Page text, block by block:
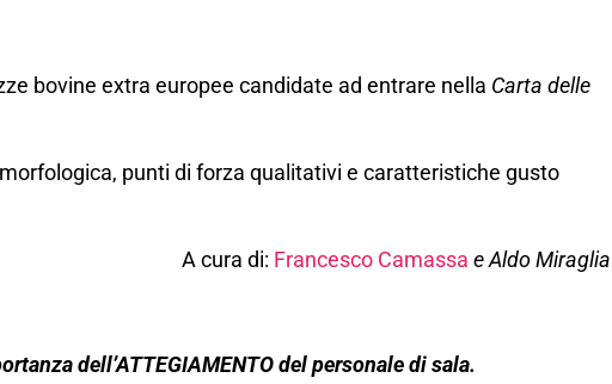
bovine extra europee candidate ad entrare nella Carta delle
punti di forza qualitativi e caratteristiche gusto
A cura di: Francesco Camassa e Aldo Miraglia
dell’ATTEGIAMENTO del personale di sala.